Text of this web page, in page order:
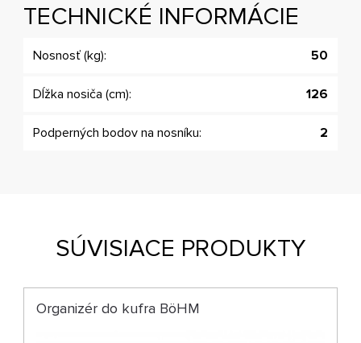
TECHNICKÉ INFORMÁCIE
Nosnosť (kg): 50
Dĺžka nosiča (cm): 126
Podperných bodov na nosníku: 2
SÚVISIACE PRODUKTY
Organizér do kufra BöHM